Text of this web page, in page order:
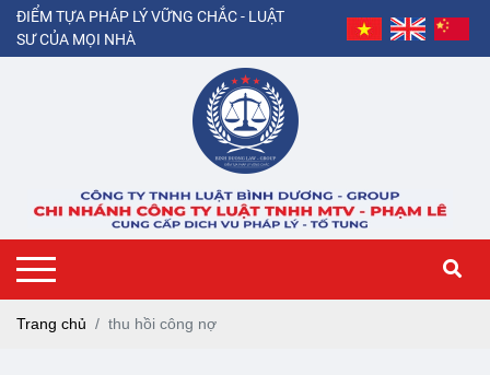
ĐIỂM TỰA PHÁP LÝ VỮNG CHẮC - LUẬT
SƯ CỦA MỌI NHÀ
Trang chủ thu hồi công nợ